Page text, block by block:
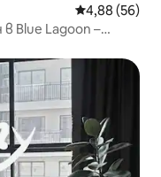
Средна
4,88 (56)
Blue Lagoon –